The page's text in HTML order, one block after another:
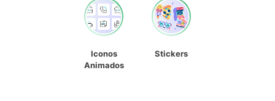
Iconos
Animados
Stickers